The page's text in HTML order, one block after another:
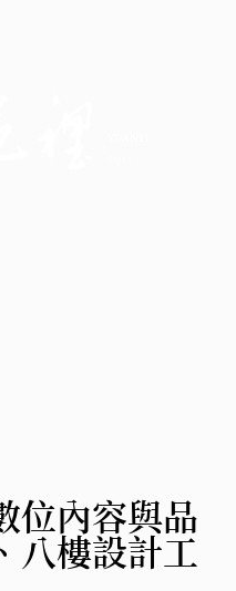
位內容與品
八樓設計工